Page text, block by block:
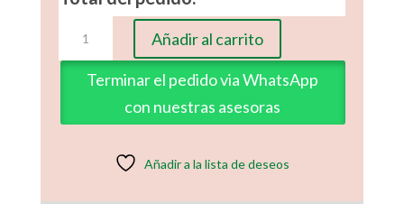
E6524
cantidad
Añadir al carrito
Terminar el pedido via WhatsApp
con nuestras asesoras
Añadir a la lista de deseos